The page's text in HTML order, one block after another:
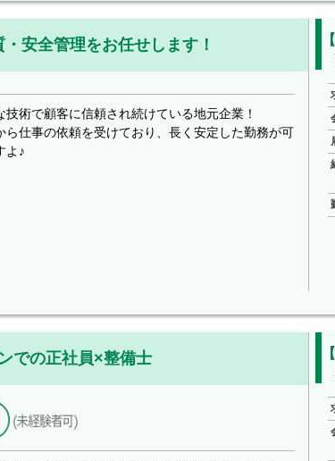
安全管理をお任せします！
技術で顧客に信頼され続けている地元企業！
ら仕事の依頼を受けており、長く安定した勤務が可
よ♪
での正社員×整備士